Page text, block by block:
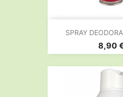
SPRAY
Prix
8,90